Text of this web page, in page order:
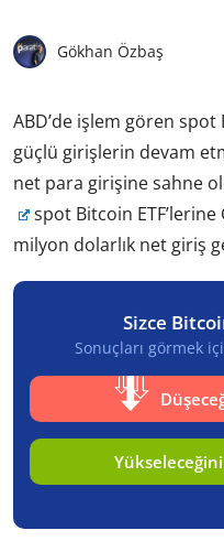
Gökhan Özbaş
ABD’de işlem gören spot
güçlü girişlerin devam
net para girişine sahne
spot Bitcoin
milyon dolarlık net giriş
Sizce
Sonuçları görmek